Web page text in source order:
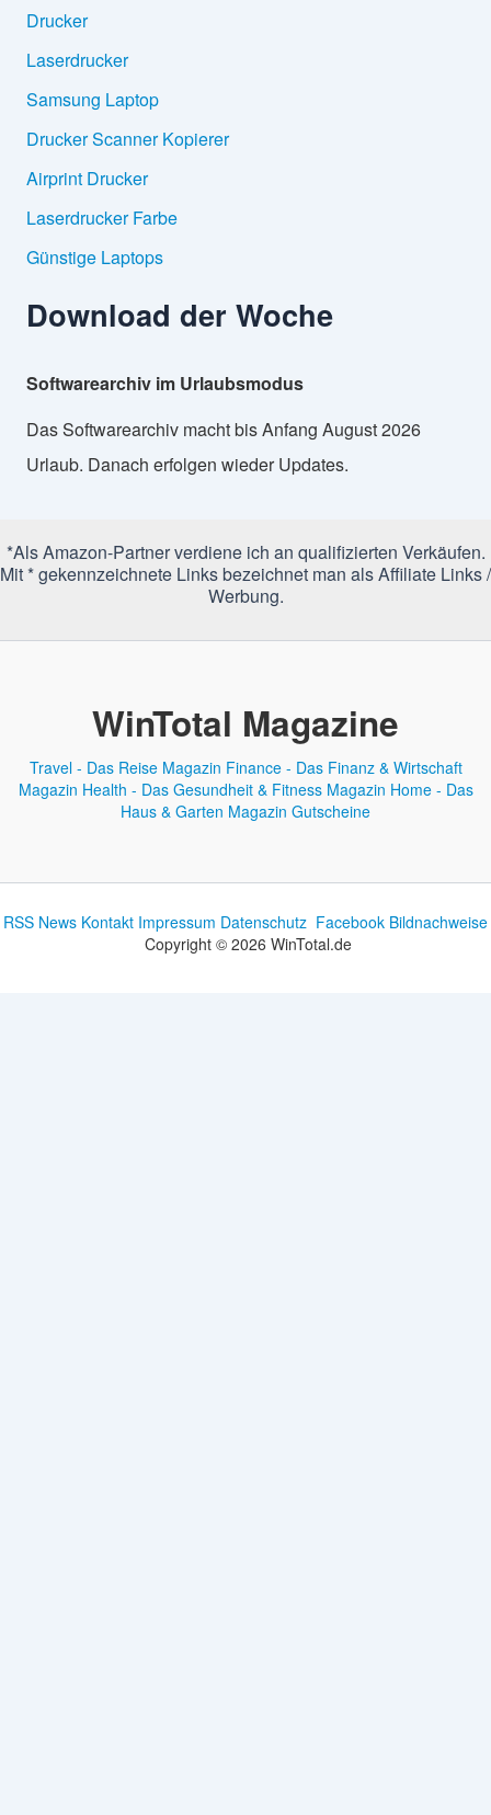
Drucker
Laserdrucker
Samsung Laptop
Drucker Scanner Kopierer
Airprint Drucker
Laserdrucker Farbe
Günstige Laptops
Download der Woche
Softwarearchiv im Urlaubsmodus
Das Softwarearchiv macht bis Anfang August 2026
Urlaub. Danach erfolgen wieder Updates.
*Als Amazon-Partner verdiene ich an qualifizierten Verkäufen.
Mit * gekennzeichnete Links bezeichnet man als Affiliate Links /
Werbung.
WinTotal Magazine
Travel - Das Reise Magazin Finance - Das Finanz & Wirtschaft
Magazin Health - Das Gesundheit & Fitness Magazin Home - Das
Haus & Garten Magazin Gutscheine
RSS News Kontakt Impressum Datenschutz Facebook Bildnachweise
Copyright © 2026 WinTotal.de